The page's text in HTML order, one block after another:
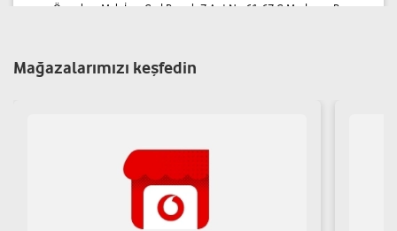
Ömerbey Mah.İpar Cad.Bayrak-7 Apt.No:61-67 C Mudanya-Bursa
Hasanbey Mah. Halitpaşa Cad. No:62/1 Mudanya/Bursa
Mağazalarımızı keşfedin